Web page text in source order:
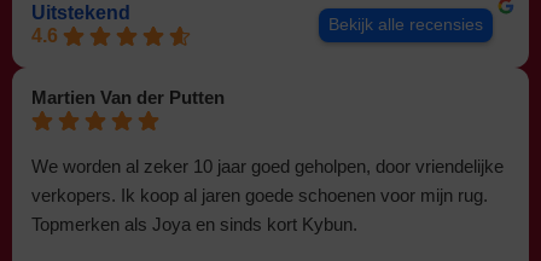
Uitstekend
4.6
Bekijk alle recensies
Martien Van der Putten
We worden al zeker 10 jaar goed geholpen, door vriendelijke
verkopers. Ik koop al jaren goede schoenen voor mijn rug.
Topmerken als Joya en sinds kort Kybun.